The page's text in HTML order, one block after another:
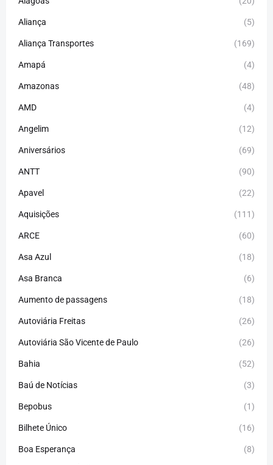
Aliança (5)
Aliança Transportes (169)
Amapá (4)
Amazonas (48)
AMD (4)
Angelim (12)
Aniversários (69)
ANTT (90)
Apavel (22)
Aquisições (111)
ARCE (60)
Asa Azul (18)
Asa Branca (6)
Aumento de passagens (18)
Autoviária Freitas (26)
Autoviária São Vicente de Paulo (26)
Bahia (52)
Baú de Notícias (3)
Bepobus (1)
Bilhete Único (16)
Boa Esperança (8)